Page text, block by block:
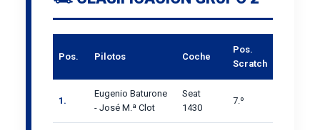
Pos. Pilotos Coche
Pos.
Scratch
1.
Eugenio Baturone
- José M.ª Clot
Seat
1430
7.º